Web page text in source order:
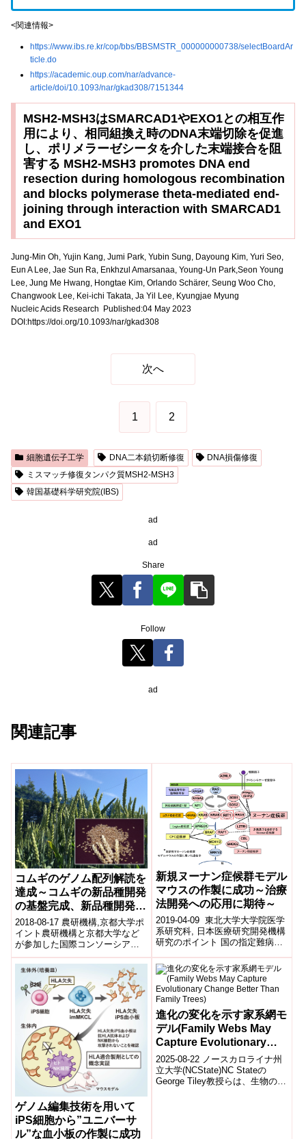
<関連情報>
https://www.ibs.re.kr/cop/bbs/BBSMSTR_000000000738/selectBoardAr
ticle.do
https://academic.oup.com/nar/advance-
article/doi/10.1093/nar/gkad308/7151344
MSH2-MSH3はSMARCAD1やEXO1との相互作
用により、相同組換え時のDNA末端切除を促進
し、ポリメラーゼシータを介した末端接合を阻
害する MSH2-MSH3 promotes DNA end
resection during homologous recombination
and blocks polymerase theta-mediated end-
joining through interaction with SMARCAD1
and EXO1
Jung-Min Oh , Yujin Kang, Jumi Park, Yubin Sung, Dayoung Kim, Yuri Seo,
Eun A Lee, Jae Sun Ra, Enkhzul Amarsanaa, Young-Un Park,Seon Young
Lee, Jung Me Hwang, Hongtae Kim, Orlando Schärer, Seung Woo Cho,
Changwook Lee, Kei-ichi Takata, Ja Yil Lee , Kyungjae Myung
Nucleic Acids Research Published:04 May 2023
DOI:https://doi.org/10.1093/nar/gkad308
次へ
1 2
細胞遺伝子工学 DNA二本鎖切断修復
DNA損傷修復
ミスマッチ修復タンパク質MSH2-MSH3
韓国基礎科学研究院(IBS)
ad
ad
Share
Follow
ad
関連記事
コムギのゲノム配列解読を
達成～コムギの新品種開発
の基盤完成、新品種開発加
速化に期待～
2018-08-17 農研機構,京都大学ポ
イント農研機構と京都大学など
が参加した国際コンソーシアム
は、コムギゲノムの塩基配列解
読を達成しました。コムギの21
新規ヌーナン症候群モデル
マウスの作製に成功～治療
法開発への応用に期待～
2019-04-09 東北大学大学院医学
系研究科, 日本医療研究開発機構
研究のポイント 国の指定難病で
伝子であるRIT1注2の変...
ゲノム編集技術を用いて
iPS細胞から”ユニバーサ
ル”な血小板の作製に成功
進化の変化を示す家系網モ
デル(Family Webs May
Capture Evolutionary
Change Better Than
Family Trees)
2025-08-22 ノースカロライナ州
立大学(NCState)NC Stateの
George Tiley教授らは、生物の進